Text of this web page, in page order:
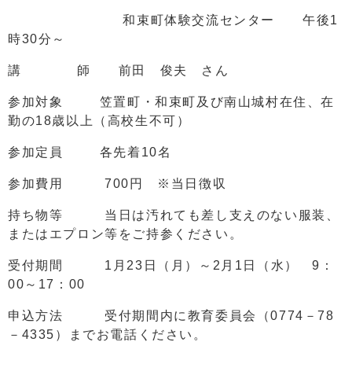
和束町体験交流センター 午後1
時30分～
講 師 前田 俊夫 さん
参加対象 笠置町・和束町及び南山城村在住、在
勤の18歳以上（高校生不可）
参加定員 各先着10名
参加費用 700円 ※当日徴収
持ち物等 当日は汚れても差し支えのない服装、
またはエプロン等をご持参ください。
受付期間 1月23日（月）～2月1日（水） 9：
00～17：00
申込方法 受付期間内に教育委員会（0774－78
－4335）までお電話ください。